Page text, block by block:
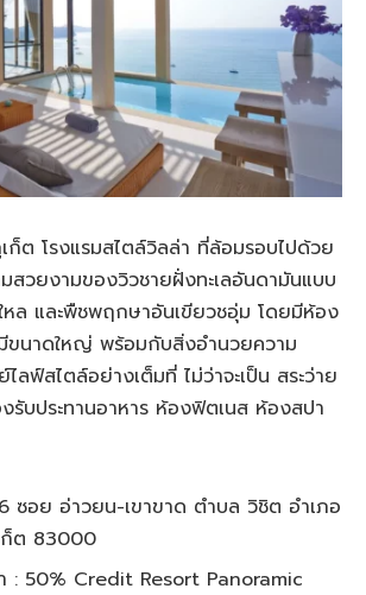
ต โรงแรมสไตล์วิลล่า ที่ล้อมรอบไปด้วย
สวยงามของวิวชายฝั่งทะเลอันดามันแบบ
หล และพืชพฤกษาอันเขียวชอุ่ม โดยมีห้อง
ขนาดใหญ่ พร้อมกับสิ่งอำนวยความ
ลฟ์สไตล์อย่างเต็มที่ ไม่ว่าจะเป็น สระว่าย
รับประทานอาหาร ห้องฟิตเนส ห้องสปา
ซอย อ่าวยน-เขาขาด ตำบล วิชิต อำเภอ
ก็ต 83000
ำ : 50% Credit Resort Panoramic